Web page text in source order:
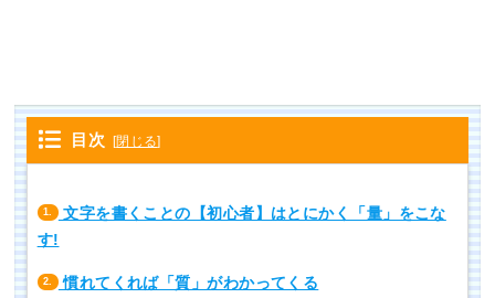
目次 [閉じる]
1.
文字を書くことの【初心者】はとにかく「量」をこな
す!
2. 慣れてくれば「質」がわかってくる